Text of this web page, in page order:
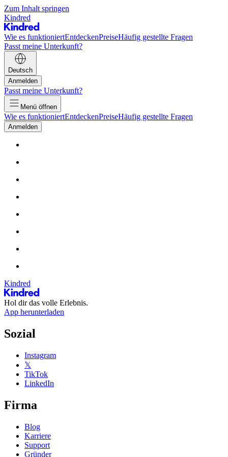
Zum Inhalt springen
Kindred
Wie es funktioniertEntdeckenPreiseHäufig gestellte Fragen
Passt meine Unterkunft?
Deutsch
Anmelden
Passt meine Unterkunft?
Menü öffnen
Wie es funktioniertEntdeckenPreiseHäufig gestellte Fragen
Anmelden
Kindred
Hol dir das volle Erlebnis.
App herunterladen
Sozial
Instagram
𝕏
TikTok
LinkedIn
Firma
Blog
Karriere
Support
Gründer